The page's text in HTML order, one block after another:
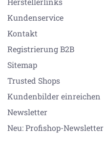
Kundenservice
Kontakt
Registrierung B2B
Sitemap
Trusted Shops
Kundenbilder einreichen
Newsletter
Neu: Profishop-Newsletter